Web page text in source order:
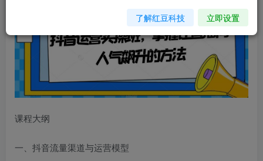
课程大纲
一、抖音流量渠道与运营模型
了解红豆科技 立即设置